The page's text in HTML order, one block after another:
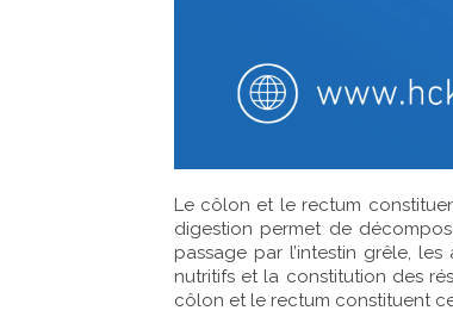
Le côlon et le rectum
digestion permet de
passage par l’intestin grêle,
nutritifs et la constitution des
côlon et le rectum constituent